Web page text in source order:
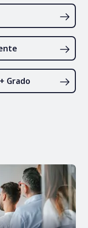
Grado